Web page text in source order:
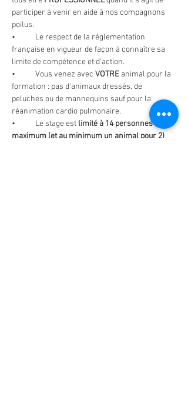
participer à venir en aide à nos compagnons
poilus.
•	Le respect de la réglementation
française en vigueur de façon à connaître sa
limite de compétence et d’action.
•	Vous venez avec VOTRE animal pour la
formation : pas d'animaux dressés, de
peluches ou de mannequins sauf pour la
réanimation cardio pulmonaire.
•	Le stage est limité à 14 personnes
maximum (et au minimum un animal pour 2)